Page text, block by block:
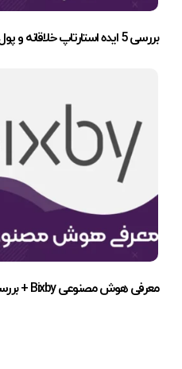
بررسی 5 ایده استارتاپ خلاقانه و پول‌ساز با هوش مصنوعی
معرفی هوش مصنوعی Bixby + بررسی 6 قابلیت آن